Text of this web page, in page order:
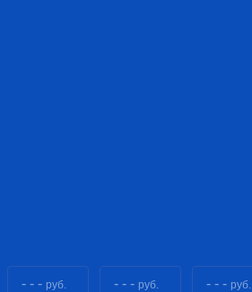
- - - руб.
- - - руб.
- - - руб.